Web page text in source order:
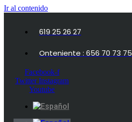
Ir al contenido
619 25 26 27
Onteniente : 656 70 73 75
Facebook-f
Twitter Instagram
Youtube